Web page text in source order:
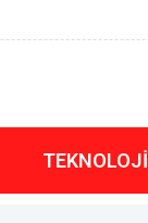
TEKNOLOJI